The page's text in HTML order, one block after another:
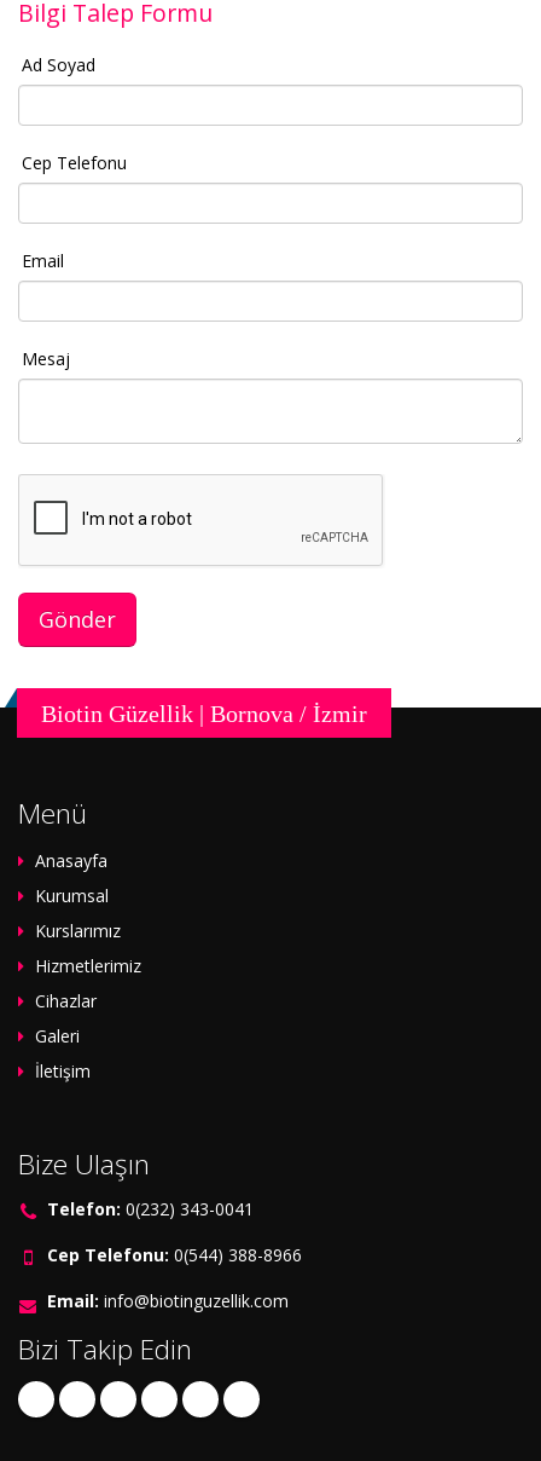
Bilgi Talep Formu
Ad Soyad
Cep Telefonu
Email
Mesaj
Biotin Güzellik | Bornova / İzmir
Menü
Anasayfa
Kurumsal
Kurslarımız
Hizmetlerimiz
Cihazlar
Galeri
İletişim
Bize Ulaşın
Bizi Takip Edin